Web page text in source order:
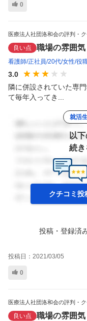
0
医療法人社団洛和会の評判・
良い点 職場の雰囲気
看護師 正社員 20代 女性 役
3.0
隣に併設されていた専
て毎年入ってき...
就活
以
続
クチコミ投
投稿・登録済
投稿日： 2021/03/05
0
医療法人社団洛和会の評判・
良い点 職場の雰囲気